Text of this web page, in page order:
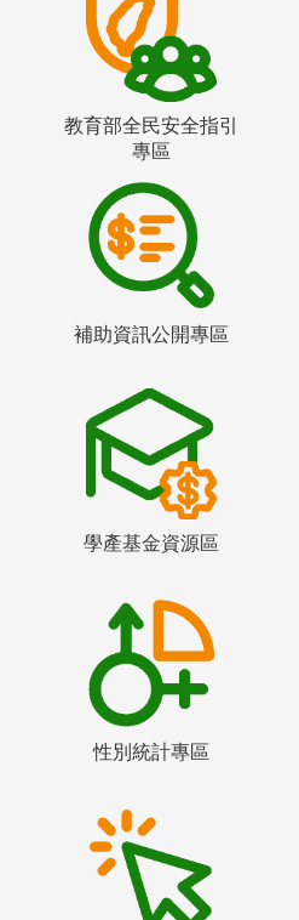
教育部全民安全指引
專區
補助資訊公開專區
學產基金資源區
性別統計專區